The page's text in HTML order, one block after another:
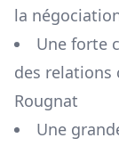
la
Une forte
des relations
Rougnat
Une